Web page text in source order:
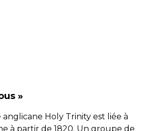
»
anglicane Holy Trinityest liée à
à partir de 1820. Un groupe de